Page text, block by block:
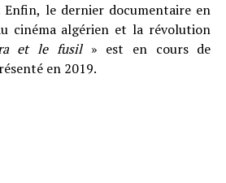
Enfin, le dernier documentaire en
cinéma algérien et la révolution
et le fusil» est en cours de
en 2019.